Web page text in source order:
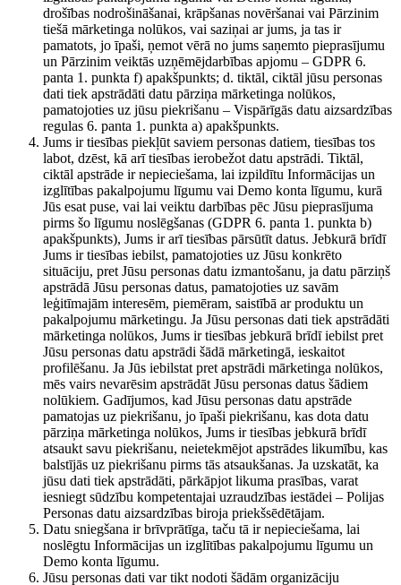
drošības nodrošināšanai, krāpšanas novēršanai vai Pārzinim
tiešā mārketinga nolūkos, vai saziņai ar jums, ja tas ir
pamatots, jo īpaši, ņemot vērā no jums saņemto pieprasījumu
un Pārzinim veiktās uzņēmējdarbības apjomu – GDPR 6.
panta 1. punkta f) apakšpunkts; d. tiktāl, ciktāl jūsu personas
dati tiek apstrādāti datu pārziņa mārketinga nolūkos,
pamatojoties uz jūsu piekrišanu – Vispārīgās datu aizsardzības
regulas 6. panta 1. punkta a) apakšpunkts.
Jums ir tiesības piekļūt saviem personas datiem, tiesības tos
labot, dzēst, kā arī tiesības ierobežot datu apstrādi. Tiktāl,
ciktāl apstrāde ir nepieciešama, lai izpildītu Informācijas un
izglītības pakalpojumu līgumu vai Demo konta līgumu, kurā
Jūs esat puse, vai lai veiktu darbības pēc Jūsu pieprasījuma
pirms šo līgumu noslēgšanas (GDPR 6. panta 1. punkta b)
apakšpunkts), Jums ir arī tiesības pārsūtīt datus. Jebkurā brīdī
Jums ir tiesības iebilst, pamatojoties uz Jūsu konkrēto
situāciju, pret Jūsu personas datu izmantošanu, ja datu pārziņš
apstrādā Jūsu personas datus, pamatojoties uz savām
leģitīmajām interesēm, piemēram, saistībā ar produktu un
pakalpojumu mārketingu. Ja Jūsu personas dati tiek apstrādāti
mārketinga nolūkos, Jums ir tiesības jebkurā brīdī iebilst pret
Jūsu personas datu apstrādi šādā mārketingā, ieskaitot
profilēšanu. Ja Jūs iebilstat pret apstrādi mārketinga nolūkos,
mēs vairs nevarēsim apstrādāt Jūsu personas datus šādiem
nolūkiem. Gadījumos, kad Jūsu personas datu apstrāde
pamatojas uz piekrišanu, jo īpaši piekrišanu, kas dota datu
pārziņa mārketinga nolūkos, Jums ir tiesības jebkurā brīdī
atsaukt savu piekrišanu, neietekmējot apstrādes likumību, kas
balstījās uz piekrišanu pirms tās atsaukšanas. Ja uzskatāt, ka
jūsu dati tiek apstrādāti, pārkāpjot likuma prasības, varat
iesniegt sūdzību kompetentajai uzraudzības iestādei – Polijas
Personas datu aizsardzības biroja priekšsēdētājam.
Datu sniegšana ir brīvprātīga, taču tā ir nepieciešama, lai
noslēgtu Informācijas un izglītības pakalpojumu līgumu un
Demo konta līgumu.
Jūsu personas dati var tikt nodoti šādām organizāciju